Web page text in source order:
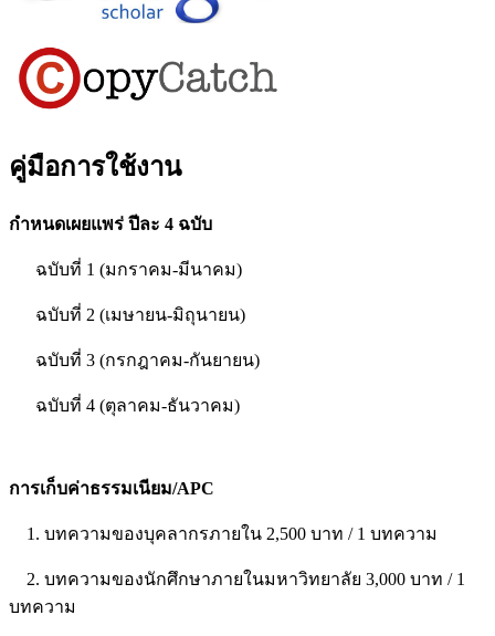
คู่มือการใช้งาน
กำหนดเผยแพร่ ปีละ 4 ฉบับ
ฉบับที่ 1 (มกราคม-มีนาคม)
ฉบับที่ 2 (เมษายน-มิถุนายน)
ฉบับที่ 3 (กรกฎาคม-กันยายน)
ฉบับที่ 4 (ตุลาคม-ธันวาคม)
การเก็บค่าธรรมเนียม/APC
1. บทความของบุคลากรภายใน 2,500 บาท / 1 บทความ
2. บทความของนักศึกษาภายในมหาวิทยาลัย 3,000 บาท / 1
บทความ